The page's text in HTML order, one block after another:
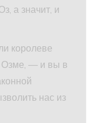
а значит, и
королеве
Озме, — и вы в
нас из